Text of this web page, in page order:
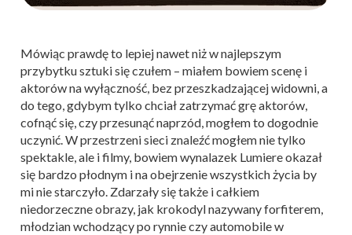
Mówiąc prawdę to lepiej nawet niż w najlepszym
przybytku sztuki się czułem – miałem bowiem scenę i
aktorów na wyłączność, bez przeszkadzającej widowni, a
do tego, gdybym tylko chciał zatrzymać grę aktorów,
cofnąć się, czy przesunąć naprzód, mogłem to dogodnie
uczynić. W przestrzeni sieci znaleźć mogłem nie tylko
spektakle, ale i filmy, bowiem wynalazek Lumiere okazał
się bardzo płodnym i na obejrzenie wszystkich życia by
mi nie starczyło. Zdarzały się także i całkiem
niedorzeczne obrazy, jak krokodyl nazywany forfiterem,
młodzian wchodzący po rynnie czy automobile w